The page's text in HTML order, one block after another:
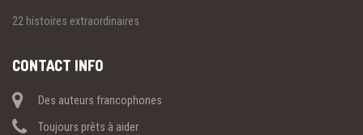
22 histoires extraordinaires
CONTACT INFO
Des auteurs francophones
Toujours prêts à aider